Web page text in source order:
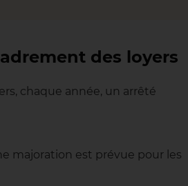
des loyers
chaque année, un arrêté
majoration est prévue pour les